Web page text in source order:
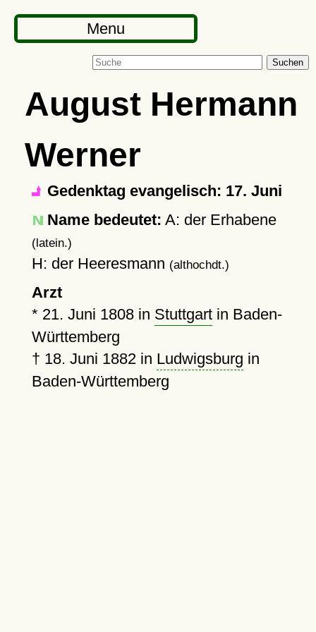
Menu
Suchen
August Hermann
Werner
Gedenktag evangelisch: 17. Juni
Name bedeutet: A: der Erhabene
(latein.)
H: der Heeresmann (althochdt.)
Arzt
* 21. Juni 1808in Stuttgartin Baden-
Württemberg
† 18. Juni 1882in Ludwigsburg in
Baden-Württemberg